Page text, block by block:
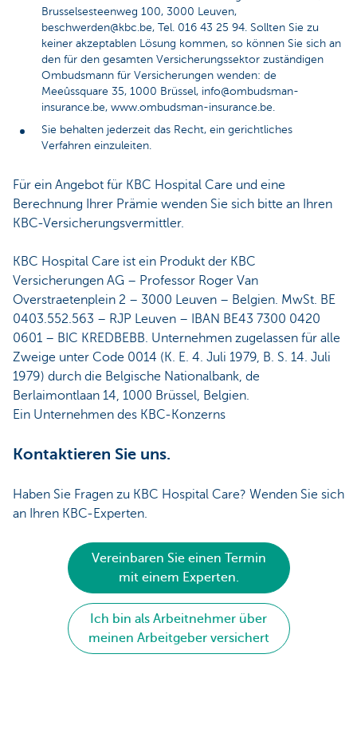
Brusselsesteenweg 100, 3000 Leuven,
beschwerden@kbc.be, Tel. 016 43 25 94. Sollten Sie zu
keiner akzeptablen Lösung kommen, so können Sie sich an
den für den gesamten Versicherungssektor zuständigen
Ombudsmann für Versicherungen wenden: de
Meeûssquare 35, 1000 Brüssel, info@ombudsman-
insurance.be, www.ombudsman-insurance.be.
Sie behalten jederzeit das Recht, ein gerichtliches
Verfahren einzuleiten.
Für ein Angebot für KBC Hospital Care und eine
Berechnung Ihrer Prämie wenden Sie sich bitte an Ihren
KBC-Versicherungsvermittler.
KBC Hospital Care ist ein Produkt der KBC
Versicherungen AG – Professor Roger Van
Overstraetenplein 2 – 3000 Leuven – Belgien. MwSt. BE
0403.552.563 – RJP Leuven – IBAN BE43 7300 0420
0601 – BIC KREDBEBB. Unternehmen zugelassen für alle
Zweige unter Code 0014 (K. E. 4. Juli 1979, B. S. 14. Juli
1979) durch die Belgische Nationalbank, de
Berlaimontlaan 14, 1000 Brüssel, Belgien.
Ein Unternehmen des KBC-Konzerns
Kontaktieren Sie uns.
Haben Sie Fragen zu KBC Hospital Care? Wenden Sie sich
an Ihren KBC-Experten.
Vereinbaren Sie einen Termin
mit einem Experten.
Ich bin als Arbeitnehmer über
meinen Arbeitgeber versichert